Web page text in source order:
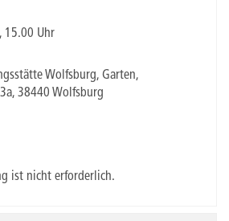
15.00 Uhr
Wolfsburg, Garten,
38440 Wolfsburg
ist nicht erforderlich.